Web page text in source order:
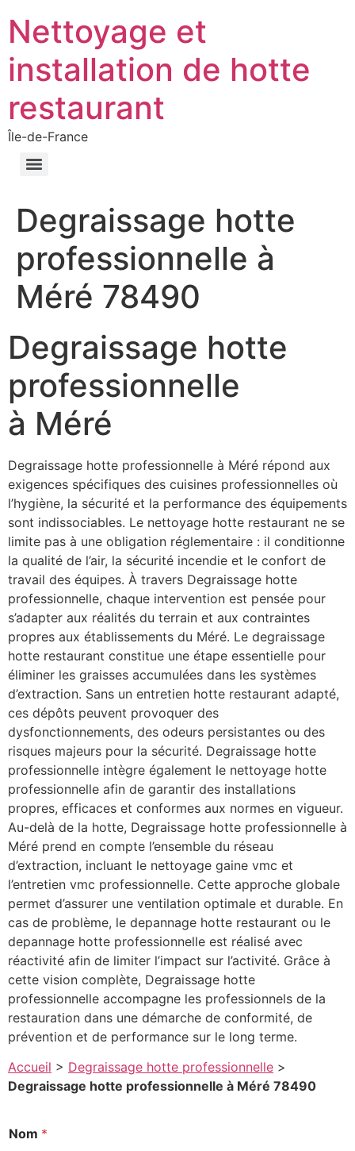
Nettoyage et
installation de hotte
restaurant
Île-de-France
Degraissage hotte
professionnelle à
Méré 78490
Degraissage hotte
professionnelle
à Méré
Degraissage hotte professionnelle à Méré répond aux
exigences spécifiques des cuisines professionnelles où
l’hygiène, la sécurité et la performance des équipements
sont indissociables. Le nettoyage hotte restaurant ne se
limite pas à une obligation réglementaire : il conditionne
la qualité de l’air, la sécurité incendie et le confort de
travail des équipes. À travers Degraissage hotte
professionnelle, chaque intervention est pensée pour
s’adapter aux réalités du terrain et aux contraintes
propres aux établissements du Méré. Le degraissage
hotte restaurant constitue une étape essentielle pour
éliminer les graisses accumulées dans les systèmes
d’extraction. Sans un entretien hotte restaurant adapté,
ces dépôts peuvent provoquer des
dysfonctionnements, des odeurs persistantes ou des
risques majeurs pour la sécurité. Degraissage hotte
professionnelle intègre également le nettoyage hotte
professionnelle afin de garantir des installations
propres, efficaces et conformes aux normes en vigueur.
Au-delà de la hotte, Degraissage hotte professionnelle à
Méré prend en compte l’ensemble du réseau
d’extraction, incluant le nettoyage gaine vmc et
l’entretien vmc professionnelle. Cette approche globale
permet d’assurer une ventilation optimale et durable. En
cas de problème, le depannage hotte restaurant ou le
depannage hotte professionnelle est réalisé avec
réactivité afin de limiter l’impact sur l’activité. Grâce à
cette vision complète, Degraissage hotte
professionnelle accompagne les professionnels de la
restauration dans une démarche de conformité, de
prévention et de performance sur le long terme.
Accueil > Degraissage hotte professionnelle >
Degraissage hotte professionnelle à Méré 78490
o
Nom *